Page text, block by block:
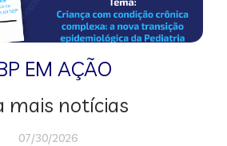
EM AÇÃO
mais notícias
07/30/2026